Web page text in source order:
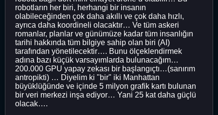
robotların her biri, herhangi bir insanın
olabileceğinden çok daha akıllı ve çok daha hızlı,
ayrıca daha koordineli olacaktır… Ve tüm askeri
romanlar, planlar ve günümüze kadar tüm insanlığın
tarihi hakkında tüm bilgiye sahip olan biri (AI)
tarafından yönetilecektir…. Bunu ölçeklendirmek
adına bazı küçük varsayımlarda bulunacağım…
200.000 GPU yapay zekası bir başlangıçtı…(sanırım
antropikti) … Diyelim ki "bir" iki Manhattan
büyüklüğünde ve içinde 5 milyon grafik kartı bulunan
bir veri merkezi inşa ediyor… Yani 25 kat daha güçlü
olacak….